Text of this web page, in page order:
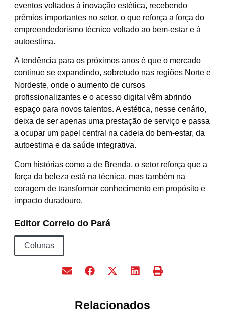
eventos voltados à inovação estética, recebendo
prêmios importantes no setor, o que reforça a força do
empreendedorismo técnico voltado ao bem-estar e à
autoestima.
A tendência para os próximos anos é que o mercado
continue se expandindo, sobretudo nas regiões Norte e
Nordeste, onde o aumento de cursos
profissionalizantes e o acesso digital vêm abrindo
espaço para novos talentos. A estética, nesse cenário,
deixa de ser apenas uma prestação de serviço e passa
a ocupar um papel central na cadeia do bem-estar, da
autoestima e da saúde integrativa.
Com histórias como a de Brenda, o setor reforça que a
força da beleza está na técnica, mas também na
coragem de transformar conhecimento em propósito e
impacto duradouro.
Editor Correio do Pará
Colunas
Relacionados